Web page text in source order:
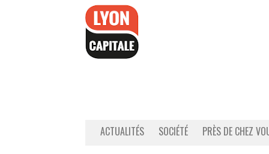
ACTUALITÉS SOCIÉTÉ PRÈS DE CHEZ